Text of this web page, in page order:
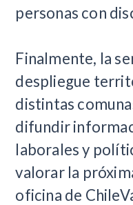
personas con
Finalmente, la
despliegue
distintas
difundir
laborales y
valorar la
oficina de